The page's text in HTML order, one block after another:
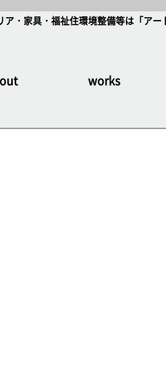
・家具・福祉住環境整備等は「ア
works